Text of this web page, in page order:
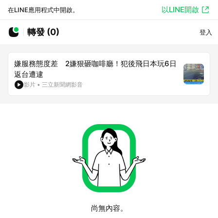
在LINE應用程式中開啟。 以LINE開啟
轉發 (0) 登入
嫌服務態度差 2嫌狠砸咖啡廳！犯後飛日本玩6日
返台遭逮
影片 • 三立新聞網影音
尚無內容。